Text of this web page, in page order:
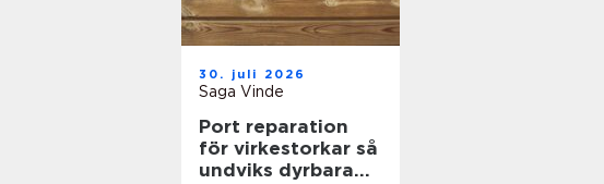
30. juli 2026
Saga Vinde
Port reparation
för virkestorkar så
undviks dyrbara